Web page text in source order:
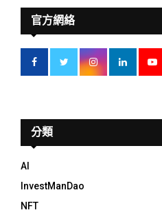
官方網絡
分類
AI
InvestManDao
NFT